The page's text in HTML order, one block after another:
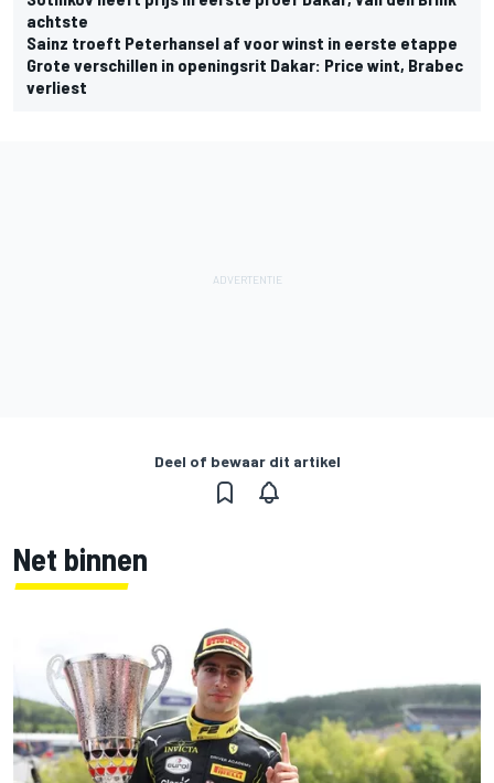
achtste
Sainz troeft Peterhansel af voor winst in eerste etappe
Grote verschillen in openingsrit Dakar: Price wint, Brabec
verliest
Deel of bewaar dit artikel
Net binnen